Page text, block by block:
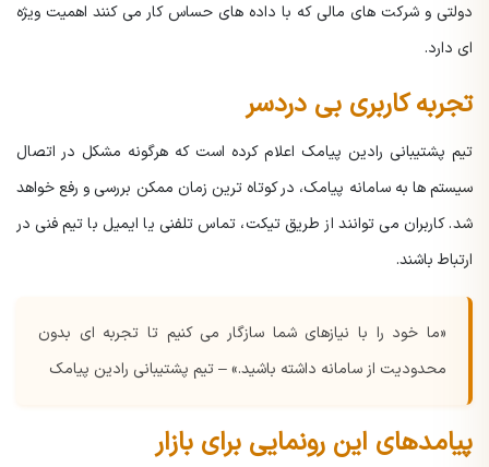
دولتی و شرکت های مالی که با داده های حساس کار می کنند اهمیت ویژه
ای دارد.
تجربه کاربری بی دردسر
تیم پشتیبانی رادین پیامک اعلام کرده است که هرگونه مشکل در اتصال
سیستم ها به سامانه پیامک، در کوتاه ترین زمان ممکن بررسی و رفع خواهد
شد. کاربران می توانند از طریق تیکت، تماس تلفنی یا ایمیل با تیم فنی در
ارتباط باشند.
«ما خود را با نیازهای شما سازگار می کنیم تا تجربه ای بدون
محدودیت از سامانه داشته باشید.» – تیم پشتیبانی رادین پیامک
پیامدهای این رونمایی برای بازار